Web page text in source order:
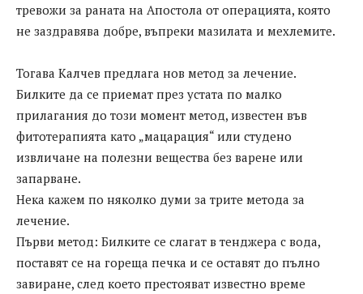
тревожи за раната на Апостола от операцията, която
не заздравява добре, въпреки мазилата и мехлемите.
Тогава Калчев предлага нов метод за лечение.
Билките да се приемат през устата по малко
прилагания до този момент метод, известен във
фитотерапията като „мацарация“ или студено
извличане на полезни вещества без варене или
запарване.
Нека кажем по няколко думи за трите метода за
лечение.
Първи метод: Билките се слагат в тенджера с вода,
поставят се на гореща печка и се оставят до пълно
завиране, след което престояват известно време